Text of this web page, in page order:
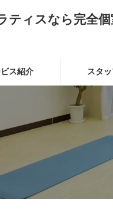
ィスなら完全個
ス紹介 スタ